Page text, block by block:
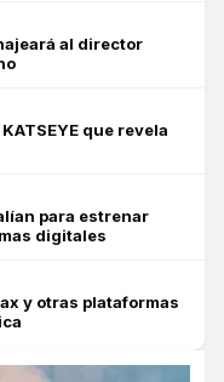
al director
que revela
para estrenar
digitales
y otras plataformas